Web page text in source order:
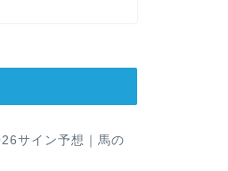
サイン予想｜馬の